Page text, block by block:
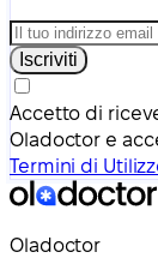
Iscriviti
Accetto di
Oladoctor e
Termini di
Oladoctor